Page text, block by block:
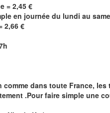
= 2,45 €
en journée du lundi au
2,66 €
comme dans toute France,
.Pour faire simple une